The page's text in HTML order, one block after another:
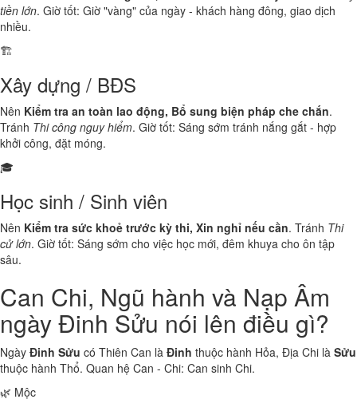
tiền lớn. Giờ tốt: Giờ "vàng" của ngày - khách hàng đông, giao dịch
nhiều.
🏗️
Xây dựng / BĐS
Nên Kiểm tra an toàn lao động, Bổ sung biện pháp che chắn.
Tránh Thi công nguy hiểm. Giờ tốt: Sáng sớm tránh nắng gắt - hợp
khởi công, đặt móng.
🎓
Học sinh / Sinh viên
Nên Kiểm tra sức khoẻ trước kỳ thi, Xin nghỉ nếu cần. Tránh Thi
cử lớn. Giờ tốt: Sáng sớm cho việc học mới, đêm khuya cho ôn tập
sâu.
Can Chi, Ngũ hành và Nạp Âm
ngày Đinh Sửu nói lên điều gì?
Ngày Đinh Sửu có Thiên Can là Đinh thuộc hành Hỏa, Địa Chi là Sửu
thuộc hành Thổ. Quan hệ Can - Chi: Can sinh Chi.
🌿 Mộc